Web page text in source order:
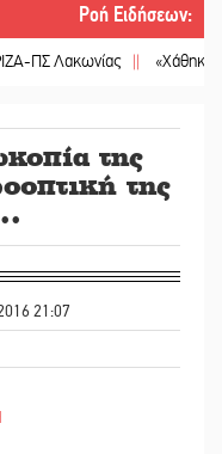
Ροή Ειδήσεων:
|| «Χάθηκε ένας από
της
της
21:07